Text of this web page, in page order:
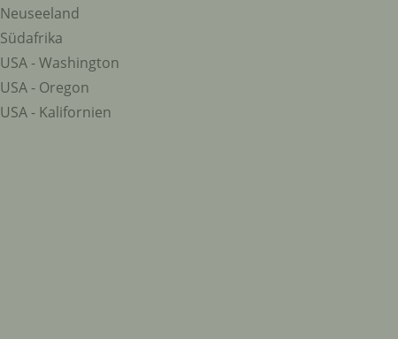
Neuseeland
Südafrika
USA - Washington
USA - Oregon
USA - Kalifornien